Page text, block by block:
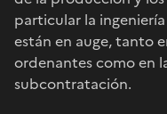
particular la
están en auge, tanto
ordenantes como en
subcontratación.